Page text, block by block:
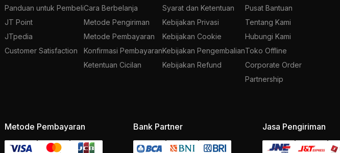
Panduan untuk Pembeli
JT Point
JTpedia
Customer Satisfaction
Cara Berbelanja
Metode Pengiriman
Metode Pembayaran
Konfirmasi Pembayaran
Ketentuan Cicilan
Syarat dan Ketentuan
Kebijakan Privasi
Kebijakan Cookie
Kebijakan Pengembalian
Kebijakan Refund
Pusat Bantuan
Tentang Kami
Hubungi Kami
Toko Offline
Corporate Order
Partnership
Metode Pembayaran Bank Partner Jasa Pengiriman